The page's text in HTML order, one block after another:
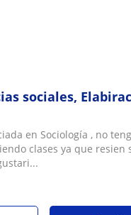
sociales,
en Sociología , no
clases ya que resien